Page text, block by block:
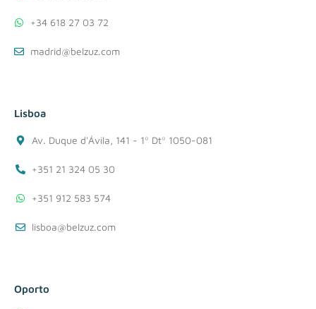
+34 618 27 03 72
madrid@belzuz.com
Lisboa
Av. Duque d'Ávila, 141 - 1º Dtº 1050-081
+351 21 324 05 30
+351 912 583 574
lisboa@belzuz.com
Oporto